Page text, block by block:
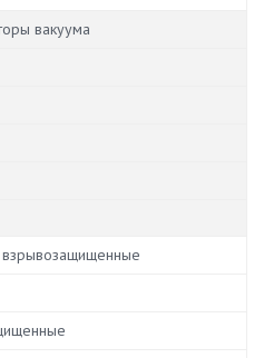
вакуума
взрывозащищенные